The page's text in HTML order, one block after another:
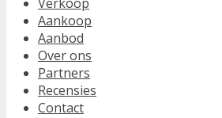
Aankoop
Aanbod
Over ons
Partners
Recensies
Contact